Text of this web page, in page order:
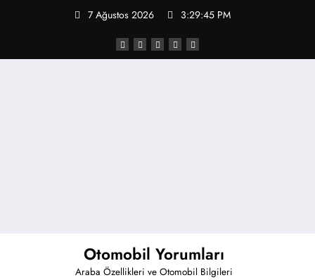
7 Ağustos 2026 3:29:46 PM
Otomobil Yorumları
Araba Özellikleri ve Otomobil Bilgileri